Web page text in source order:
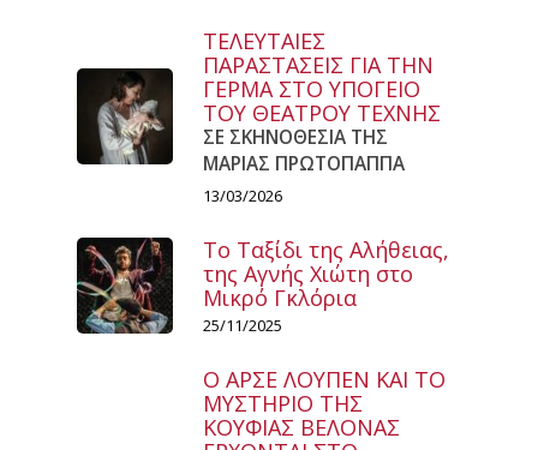
ΤΕΛΕΥΤΑΙΕΣ
ΠΑΡΑΣΤΑΣΕΙΣ ΓΙΑ ΤΗΝ
ΓΕΡΜΑ ΣΤΟ ΥΠΟΓΕΙΟ
ΤΟΥ ΘΕΑΤΡΟΥ ΤΕΧΝΗΣ
ΣΕ ΣΚΗΝΟΘΕΣΙΑ ΤΗΣ
ΜΑΡΙΑΣ ΠΡΩΤΟΠΑΠΠΑ
13/03/2026
Το Ταξίδι της Αλήθειας,
της Αγνής Χιώτη στο
Μικρό Γκλόρια
25/11/2025
Ο ΑΡΣΕ ΛΟΥΠΕΝ ΚΑΙ ΤΟ
ΜΥΣΤΗΡΙΟ ΤΗΣ
ΚΟΥΦΙΑΣ ΒΕΛΟΝΑΣ